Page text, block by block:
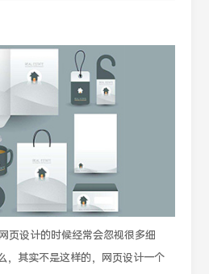
设计的时候经常会忽视很多细
，其实不是这样的，网页设计一个